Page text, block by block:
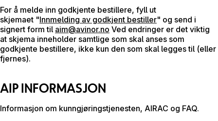
For å melde inn godkjente bestillere, fyll ut
skjemaet "Innmelding av godkjent bestiller" og send i
signert form til aim@avinor.no Ved endringer er det viktig
at skjema inneholder samtlige som skal anses som
godkjente bestillere, ikke kun den som skal legges til (eller
fjernes).
AIP INFORMASJON
Informasjon om kunngjøringstjenesten, AIRAC og FAQ.